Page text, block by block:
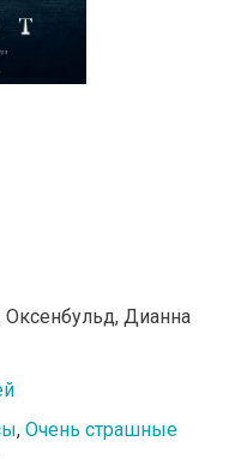
Дианна
, Очень страшные